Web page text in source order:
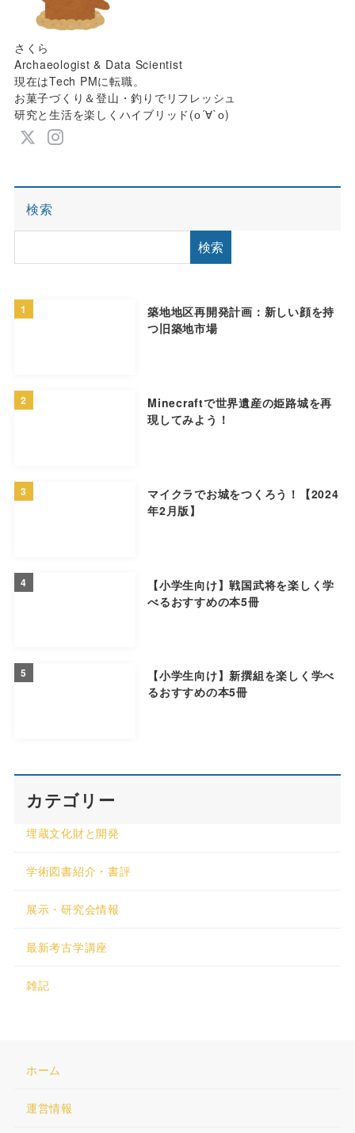
さくら
Archaeologist & Data Scientist
現在はTech PMに転職。
お菓子づくり＆登山・釣りでリフレッシュ
研究と生活を楽しくハイブリッド(о´∀`о)
検索
検索
1
築地地区再開発計画：新しい顔を持
つ旧築地市場
2
Minecraftで世界遺産の姫路城を再
現してみよう！
3
マイクラでお城をつくろう！【2024
年2月版】
4
【小学生向け】戦国武将を楽しく学
べるおすすめの本5冊
5
【小学生向け】新撰組を楽しく学べ
るおすすめの本5冊
カテゴリー
埋蔵文化財と開発
学術図書紹介・書評
展示・研究会情報
最新考古学講座
雑記
ホーム
運営情報